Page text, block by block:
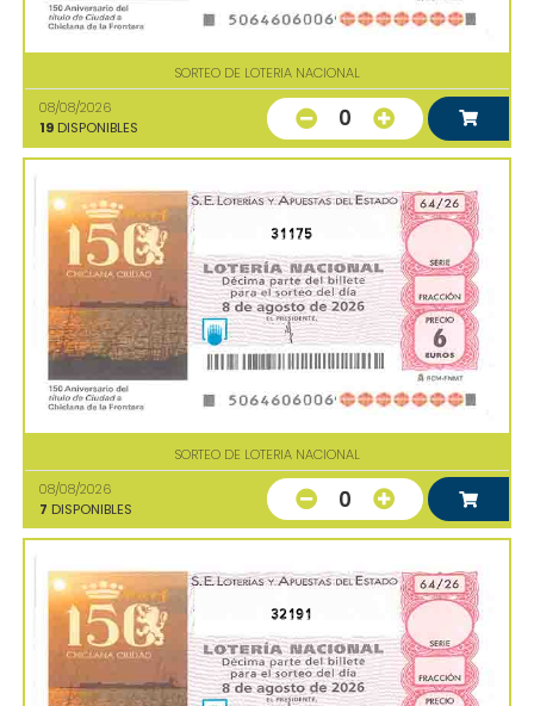
SORTEO DE LOTERIA NACIONAL
08/08/2026
19 DISPONIBLES 0
31175
SORTEO DE LOTERIA NACIONAL
08/08/2026
7 DISPONIBLES 0
32191